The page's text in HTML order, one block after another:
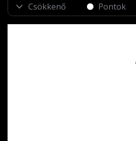
Pontok